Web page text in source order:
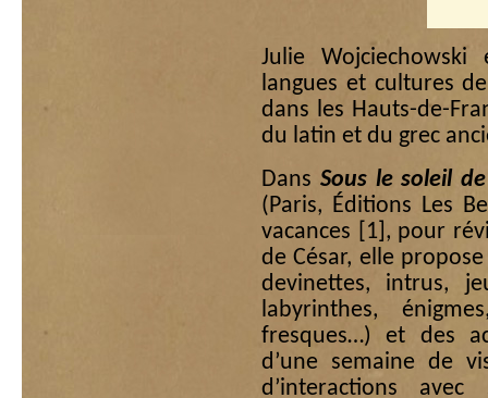
Julie
langues et cultures
dans les Hauts-de-
du latin et du grec
Dans Sous le soleil
(Paris, Éditions Les
vacances
[1] , pour
de César, elle
devinettes, intrus,
labyrinthes,
fresques…) et des
d’une semaine de
d’interactions